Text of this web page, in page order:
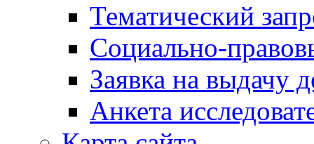
Тематический
Социально-
Заявка на выдачу
Анкета